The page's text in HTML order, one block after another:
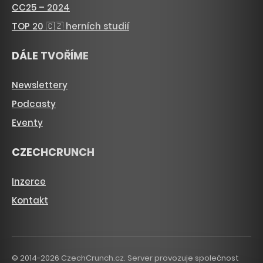
CC25 – 2024
TOP 20 🇨🇿 herních studií
DÁLE TVOŘÍME
Newslettery
Podcasty
Eventy
CZECHCRUNCH
Inzerce
Kontakt
© 2014-2026 CzechCrunch.cz. Server provozuje společnost